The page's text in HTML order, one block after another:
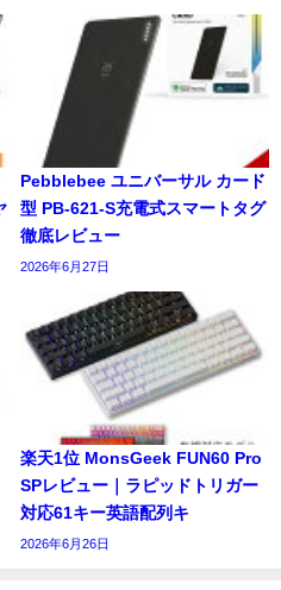
Pebblebee ユニバーサル カード
型 PB-621-S充電式スマートタグ
徹底レビュー
2026年6月27日
楽天1位 MonsGeek FUN60 Pro
SPレビュー｜ラピッドトリガー
対応61キー英語配列キ
2026年6月26日